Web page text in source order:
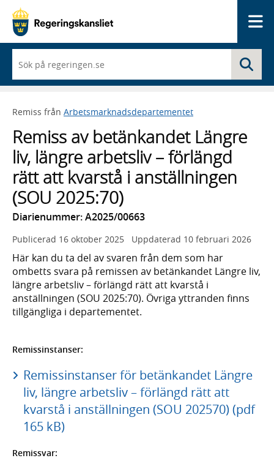
du
börjar
skriva
framträder
lista
med
sökförslag
Remiss från Arbetsmarknadsdepartementet
Remiss av betänkandet Längre
liv, längre arbetsliv – förlängd
rätt att kvarstå i anställningen
(SOU 2025:70)
Diarienummer: A2025/00663
Publicerad 16 oktober 2025 Uppdaterad 10 februari 2026
Här kan du ta del av svaren från dem som har
ombetts svara på remissen av betänkandet Längre liv,
längre arbetsliv – förlängd rätt att kvarstå i
anställningen (SOU 2025:70). Övriga yttranden finns
tillgängliga i departementet.
Remissinstanser:
Remissinstanser för betänkandet Längre
liv, längre arbetsliv – förlängd rätt att
kvarstå i anställningen (SOU 202570) (pdf
165 kB)
Remissvar: